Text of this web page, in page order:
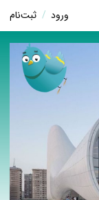
ورود / ثبت‌نام